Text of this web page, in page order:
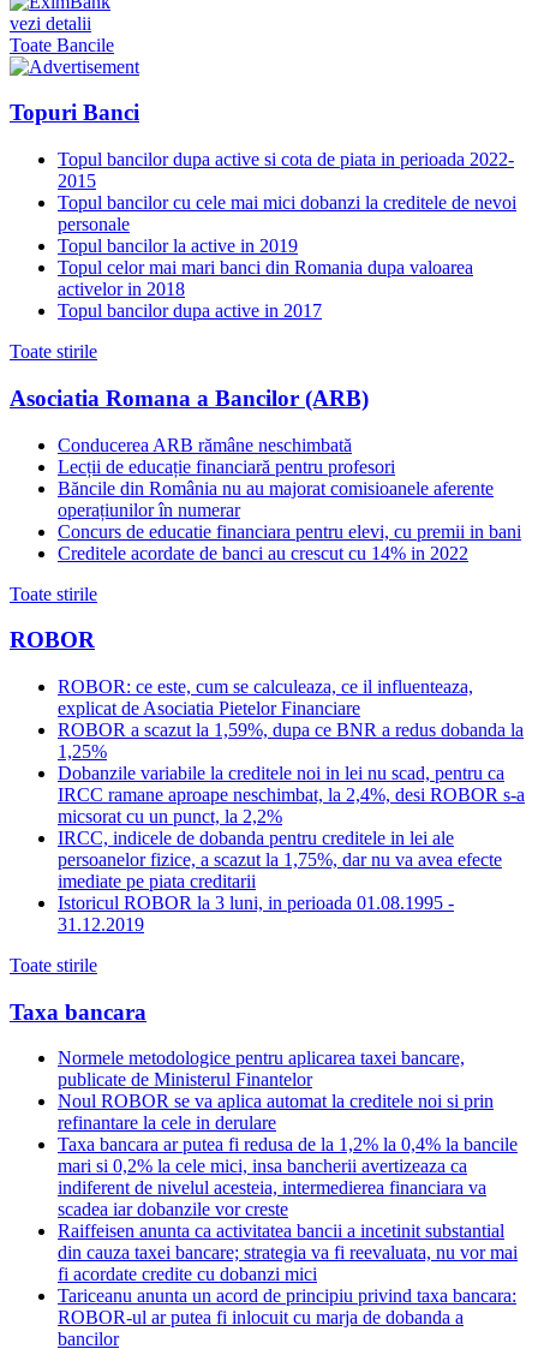
vezi detalii
Toate Bancile
Topuri Banci
Topul bancilor dupa active si cota de piata in perioada 2022-
2015
Topul bancilor cu cele mai mici dobanzi la creditele de nevoi
personale
Topul bancilor la active in 2019
Topul celor mai mari banci din Romania dupa valoarea
activelor in 2018
Topul bancilor dupa active in 2017
Toate stirile
Asociatia Romana a Bancilor (ARB)
Conducerea ARB rămâne neschimbată
Lecții de educație financiară pentru profesori
Băncile din România nu au majorat comisioanele aferente
operațiunilor în numerar
Concurs de educatie financiara pentru elevi, cu premii in bani
Creditele acordate de banci au crescut cu 14% in 2022
Toate stirile
ROBOR
ROBOR: ce este, cum se calculeaza, ce il influenteaza,
explicat de Asociatia Pietelor Financiare
ROBOR a scazut la 1,59%, dupa ce BNR a redus dobanda la
1,25%
Dobanzile variabile la creditele noi in lei nu scad, pentru ca
IRCC ramane aproape neschimbat, la 2,4%, desi ROBOR s-a
micsorat cu un punct, la 2,2%
IRCC, indicele de dobanda pentru creditele in lei ale
persoanelor fizice, a scazut la 1,75%, dar nu va avea efecte
imediate pe piata creditarii
Istoricul ROBOR la 3 luni, in perioada 01.08.1995 -
31.12.2019
Toate stirile
Taxa bancara
Normele metodologice pentru aplicarea taxei bancare,
publicate de Ministerul Finantelor
Noul ROBOR se va aplica automat la creditele noi si prin
refinantare la cele in derulare
Taxa bancara ar putea fi redusa de la 1,2% la 0,4% la bancile
mari si 0,2% la cele mici, insa bancherii avertizeaza ca
indiferent de nivelul acesteia, intermedierea financiara va
scadea iar dobanzile vor creste
Raiffeisen anunta ca activitatea bancii a incetinit substantial
din cauza taxei bancare; strategia va fi reevaluata, nu vor mai
fi acordate credite cu dobanzi mici
Tariceanu anunta un acord de principiu privind taxa bancara:
ROBOR-ul ar putea fi inlocuit cu marja de dobanda a
bancilor